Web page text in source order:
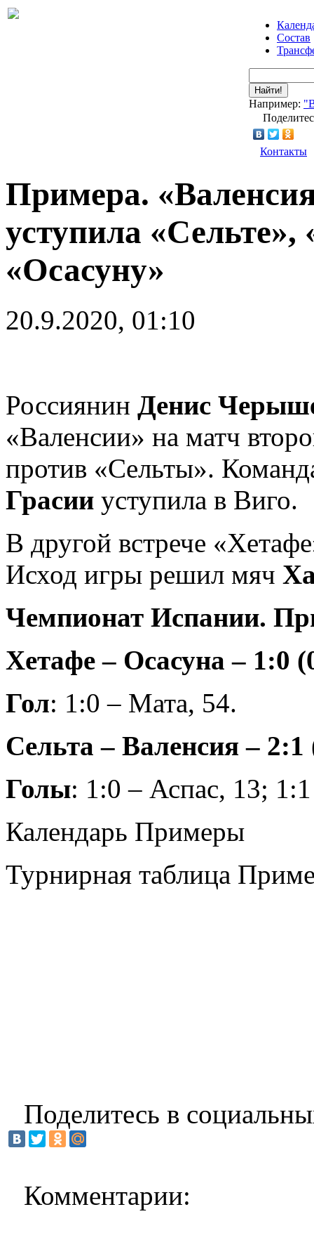
Состав
Найти!
Например:
Контакты
Примера.
уступила
«Осасуну»
20.9.2020, 01:10
Россиянин Денис
«Валенсии» на матч
против «Сельты».
Грасии уступила в Виго.
В другой встрече
Исход игры решил мяч
Чемпионат Испании.
Хетафе – Осасуна – 1:0
Гол: 1:0 – Мата, 54.
Сельта – Валенсия – 2:1
Голы: 1:0 – Аспас, 13;
Календарь Примеры
Турнирная таблица
Поделитесь в
Комментарии: